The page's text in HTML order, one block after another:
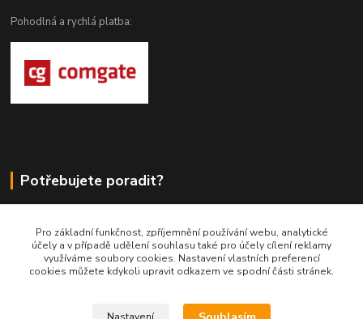
Pohodlná a rychlá platba:
Potřebujete poradit?
+420 731 722 844
Pro základní funkčnost, zpříjemnění používání webu, analytické
účely a v případě udělení souhlasu také pro účely cílení reklamy
využíváme soubory cookies. Nastavení vlastních preferencí
cookies můžete kdykoli upravit odkazem ve spodní části stránek.